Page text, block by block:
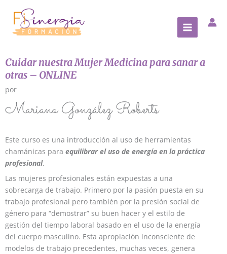
contenido
Cuidar nuestra Mujer Medicina para sanar a
otras – ONLINE
por
Mariana González Roberts
Este curso es una introducción al uso de herramientas
chamánicas para equilibrar el uso de energía en la práctica
profesional.
Las mujeres profesionales están expuestas a una
sobrecarga de trabajo. Primero por la pasión puesta en su
trabajo profesional pero también por la presión social de
género para “demostrar” su buen hacer y el estilo de
gestión del tiempo laboral basado en el uso de la energía
del cuerpo masculino. Esta apropiación inconsciente de
modelos de trabajo precedentes, muchas veces, genera